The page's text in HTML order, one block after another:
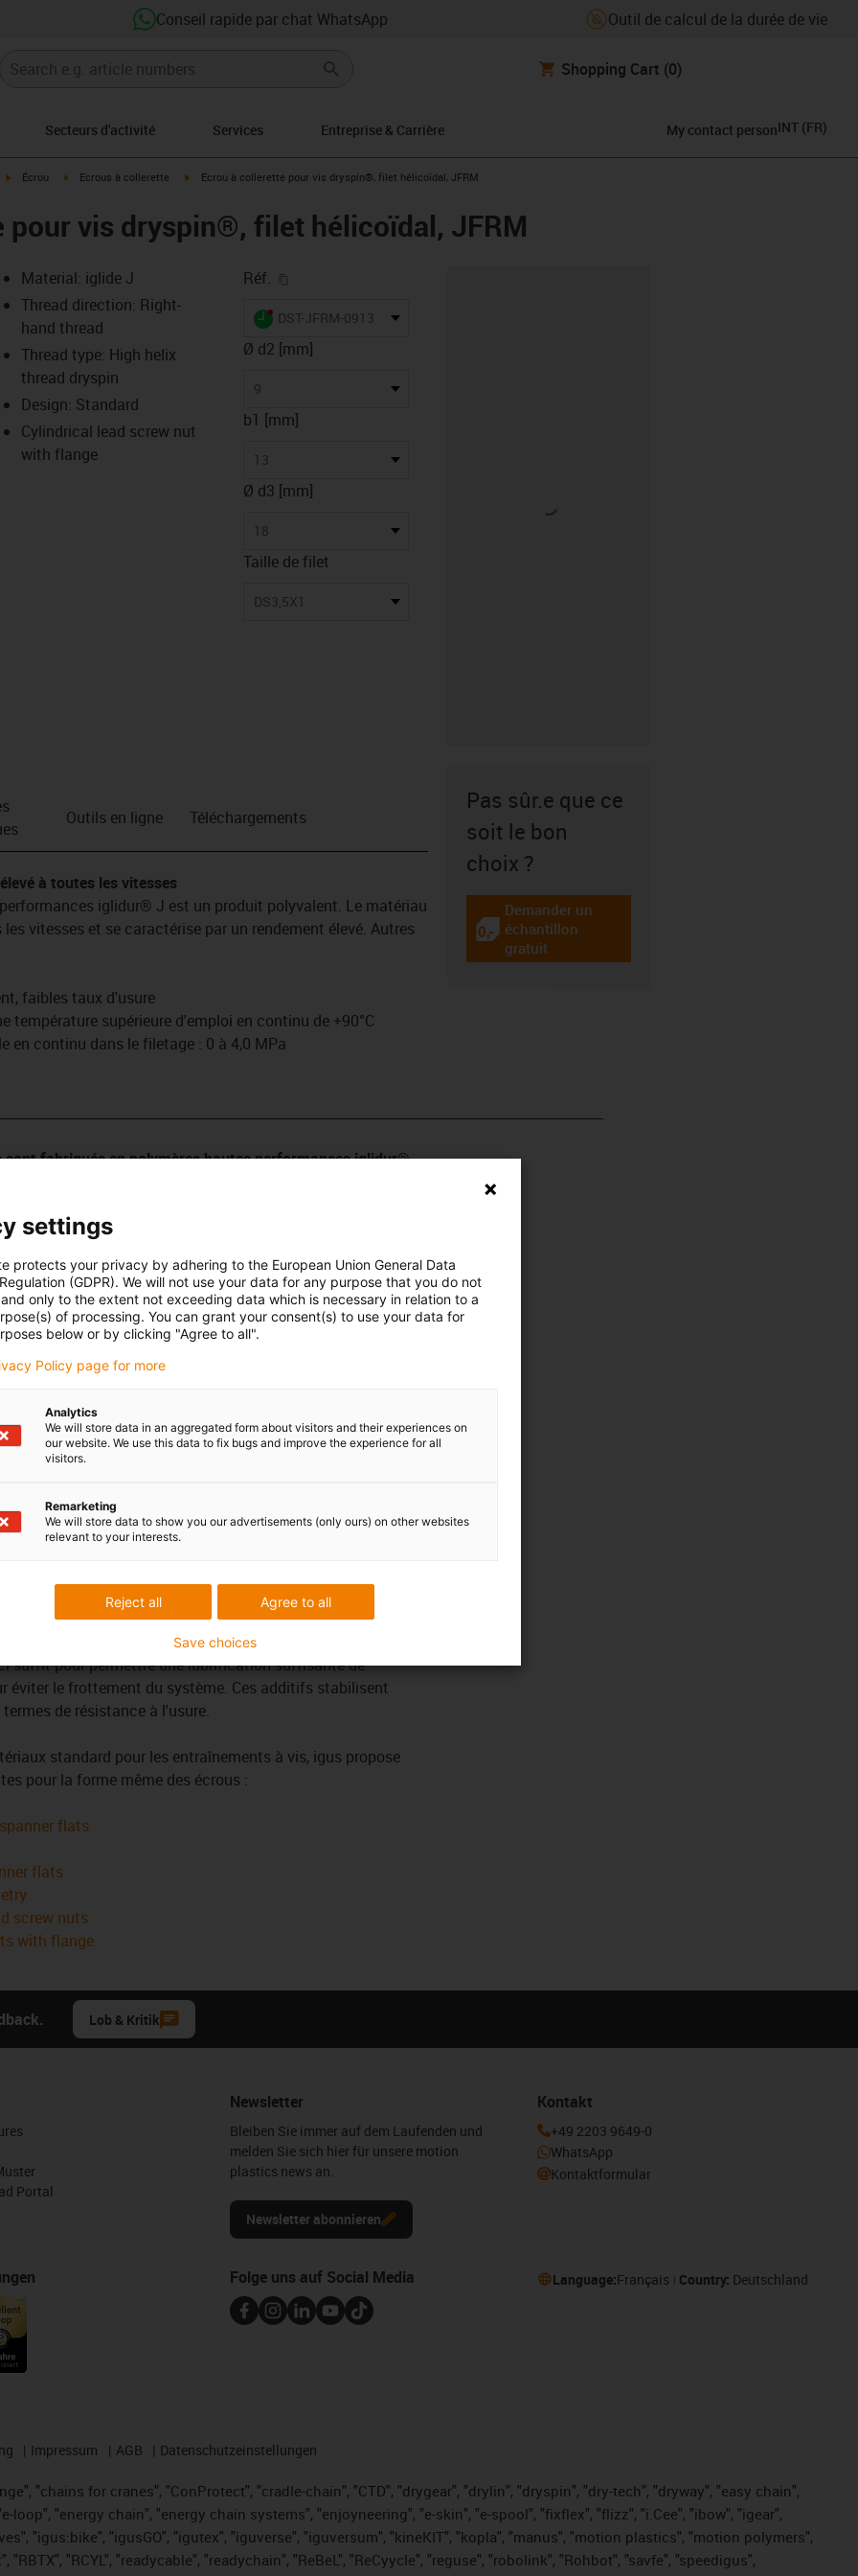
Conseil rapide par chat WhatsApp Outil de calcul de la durée de vie
Shopping Cart (0)
Secteurs d'activité Services Entreprise & Carrière My contact personINT (FR)
igus-icon-arrow-right
Écrou igus-icon-arrow-right
Ecrous à collerette igus-icon-arrow-right
Ecrou à collerette pour vis dryspin®, filet hélicoïdal, JFRM
pour vis dryspin®, filet hélicoïdal, JFRM
icon-lupe
icon-lupe
Material: iglide J
Thread direction: Right-
hand thread
Thread type: High helix
thread dryspin
Design: Standard
Cylindrical lead screw nut
with flange
Réf.
igus-icon-lieferzeit-dot
DST-JFRM-0913DS3.5X1
Ø d2 [mm]
9
b1 [mm]
13
Ø d3 [mm]
18
Taille de filet
DS3,5X1
Outils en ligne Téléchargements
à toutes les vitesses
iglidur® J est un produit polyvalent. Le matériau
vitesses et se caractérise par un rendement élevé. Autres
faibles taux d'usure
température supérieure d'emploi en continu de +90°C
en continu dans le filetage : 0 à 4,0 MPa
sont fabriqués en polymères hautes performances iglidur®
pour les différentes applications: iglidur J avec un
iglidur J350 pour les températures jusqu'à +150 °C,
du FDA pour le secteur alimentaire et pharmaceutique,
à de faibles charges, iglidur R pour l'amortissement des
J200 comme meilleur matériau associé à l'aluminium et
à fortes charges.
:
dans les milieux hostiles<br />
vibrations
avec l'A180
de température de -20 °C à +150 °C
par des fibres techniques ou des matériaux de
sous forme de particules microscopiques logées par
sont intégrés au polymère de base, renforcé de
suffit pour permettre une lubrification suffisante de
éviter le frottement du système. Ces additifs stabilisent
de résistance à l'usure.
standard pour les entraînements à vis, igus propose
pour la forme même des écrous :
flats
flats
screw nuts
with flange
Pas sûr.e que ce
soit le bon
choix ?
igus-icon-gratismuster
Demander un
échantillon
gratuit
Lob & Kritik
Portal
Newsletter
Bleiben Sie immer auf dem Laufenden und
melden Sie sich hier für unsere motion
plastics news an.
Newsletter abonnieren
Kontakt
+49 2203 9649-0
WhatsApp
Kontaktformular
Folge uns auf Social Media Language:Français Country: Deutschland
Impressum AGB Datenschutzeinstellungen
"chains for cranes", "ConProtect", "cradle-chain", "CTD", "drygear", "drylin", "dryspin", "dry-tech", "dryway", "easy chain",
loop", "energy chain", "energy chain systems", "enjoyneering", "e-skin", "e-spool", "fixflex", "flizz", "i.Cee", "ibow", "igear",
"igus:bike", "igusGO", "igutex", "iguverse", "iguversum", "kineKIT", "kopla", "manus", "motion plastics", "motion polymers",
"RCYL", "readycable", "readychain", "ReBeL", "ReCyycle", "reguse", "robolink", "Rohbot", "savfe", "speedigus",
settings
protects your privacy by adhering to the European Union General Data
(GDPR). We will not use your data for any purpose that you do not
only to the extent not exceeding data which is necessary in relation to a
of processing. You can grant your consent(s) to use your data for
below or by clicking "Agree to all".
Policy page for more
Analytics
We will store data in an aggregated form about visitors and their experiences on
our website. We use this data to fix bugs and improve the experience for all
visitors.
Remarketing
We will store data to show you our advertisements (only ours) on other websites
relevant to your interests.
Agree to all
Reject all
Save choices